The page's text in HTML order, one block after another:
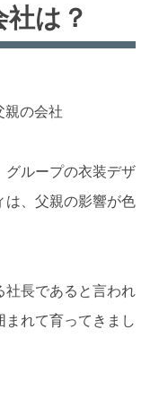
は？
の会社
グループの衣装デザ
は、父親の影響が色
社長であると言われ
れて育ってきまし